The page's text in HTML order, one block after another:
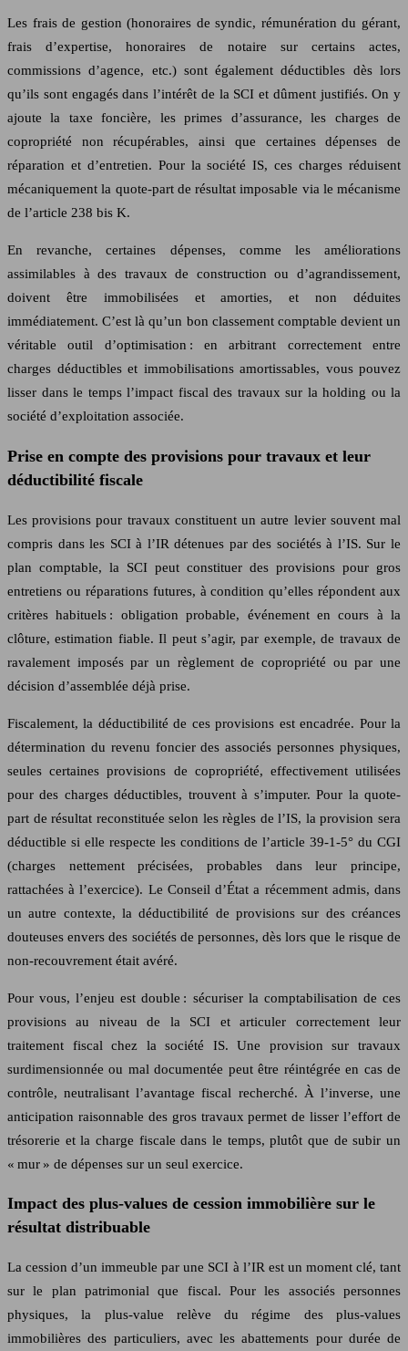
Les frais de gestion (honoraires de syndic, rémunération du gérant,
frais d’expertise, honoraires de notaire sur certains actes,
commissions d’agence, etc.) sont également déductibles dès lors
qu’ils sont engagés dans l’intérêt de la SCI et dûment justifiés. On y
ajoute la taxe foncière, les primes d’assurance, les charges de
copropriété non récupérables, ainsi que certaines dépenses de
réparation et d’entretien. Pour la société IS, ces charges réduisent
mécaniquement la quote-part de résultat imposable via le mécanisme
de l’article 238 bis K.
En revanche, certaines dépenses, comme les améliorations
assimilables à des travaux de construction ou d’agrandissement,
doivent être immobilisées et amorties, et non déduites
immédiatement. C’est là qu’un bon classement comptable devient un
véritable outil d’optimisation : en arbitrant correctement entre
charges déductibles et immobilisations amortissables, vous pouvez
lisser dans le temps l’impact fiscal des travaux sur la holding ou la
société d’exploitation associée.
Prise en compte des provisions pour travaux et leur
déductibilité fiscale
Les provisions pour travaux constituent un autre levier souvent mal
compris dans les SCI à l’IR détenues par des sociétés à l’IS. Sur le
plan comptable, la SCI peut constituer des provisions pour gros
entretiens ou réparations futures, à condition qu’elles répondent aux
critères habituels : obligation probable, événement en cours à la
clôture, estimation fiable. Il peut s’agir, par exemple, de travaux de
ravalement imposés par un règlement de copropriété ou par une
décision d’assemblée déjà prise.
Fiscalement, la déductibilité de ces provisions est encadrée. Pour la
détermination du revenu foncier des associés personnes physiques,
seules certaines provisions de copropriété, effectivement utilisées
pour des charges déductibles, trouvent à s’imputer. Pour la quote-
part de résultat reconstituée selon les règles de l’IS, la provision sera
déductible si elle respecte les conditions de l’article 39-1-5° du CGI
(charges nettement précisées, probables dans leur principe,
rattachées à l’exercice). Le Conseil d’État a récemment admis, dans
un autre contexte, la déductibilité de provisions sur des créances
douteuses envers des sociétés de personnes, dès lors que le risque de
non-recouvrement était avéré.
Pour vous, l’enjeu est double : sécuriser la comptabilisation de ces
provisions au niveau de la SCI et articuler correctement leur
traitement fiscal chez la société IS. Une provision sur travaux
surdimensionnée ou mal documentée peut être réintégrée en cas de
contrôle, neutralisant l’avantage fiscal recherché. À l’inverse, une
anticipation raisonnable des gros travaux permet de lisser l’effort de
trésorerie et la charge fiscale dans le temps, plutôt que de subir un
« mur » de dépenses sur un seul exercice.
Impact des plus-values de cession immobilière sur le
résultat distribuable
La cession d’un immeuble par une SCI à l’IR est un moment clé, tant
sur le plan patrimonial que fiscal. Pour les associés personnes
physiques, la plus-value relève du régime des plus-values
immobilières des particuliers, avec les abattements pour durée de